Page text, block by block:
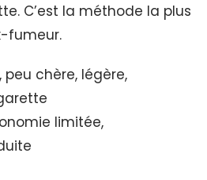
C’est la méthode la plus
fumeur.
peu chère, légère,
limitée,